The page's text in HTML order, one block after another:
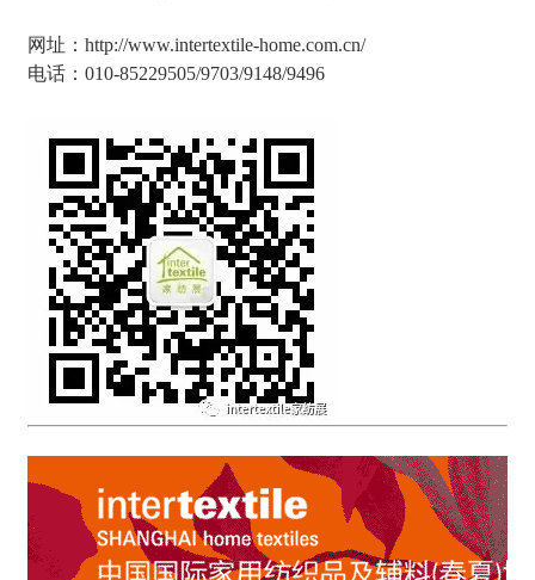
网址：http://www.intertextile-home.com.cn/
电话：010-85229505/9703/9148/9496